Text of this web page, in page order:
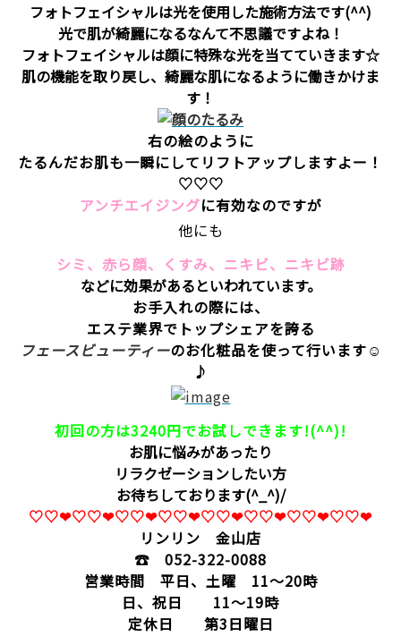
フォトフェイシャルは光を使用した施術方法です(^^)
光で肌が綺麗になるなんて不思議ですよね！
フォトフェイシャルは顔に特殊な光を当てていきます☆
肌の機能を取り戻し、綺麗な肌になるように働きかけま
す！
右の絵のように
たるんだお肌も一瞬にしてリフトアップしますよー！
♡♡♡
アンチエイジングに有効なのですが
他にも
シミ、赤ら顔、くすみ、ニキビ、ニキビ跡
などに効果があるといわれています。
お手入れの際には、
エステ業界でトップシェアを誇る
フェースビューティーのお化粧品を使って行います☺
♪
初回の方は3240円でお試しできます!(^^)!
お肌に悩みがあったり
リラクゼーションしたい方
お待ちしております(^_^)/
♡♡❤♡♡❤♡♡❤♡♡❤♡♡❤♡♡❤♡♡❤♡♡❤
リンリン 金山店
☎ 052-322-0088
営業時間 平日、土曜 11～20時
日、祝日 11～19時
定休日 第3日曜日